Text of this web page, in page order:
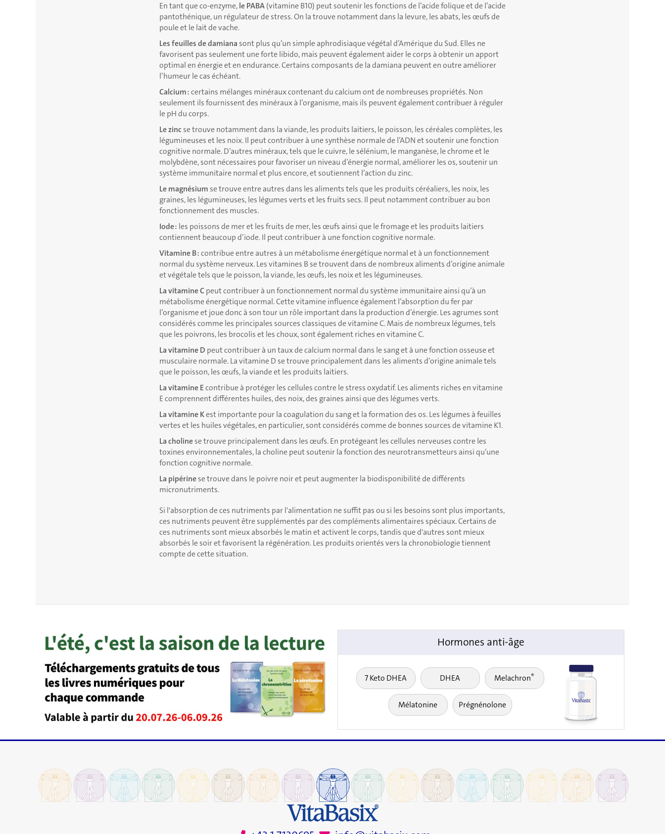
En tant que co-enzyme, le PABA (vitamine B10) peut soutenir les fonctions de l’acide folique et de l’acide
pantothénique, un régulateur de stress. On la trouve notamment dans la levure, les abats, les œufs de
poule et le lait de vache.
Les feuilles de damiana sont plus qu’un simple aphrodisiaque végétal d’Amérique du Sud. Elles ne
favorisent pas seulement une forte libido, mais peuvent également aider le corps à obtenir un apport
optimal en énergie et en endurance. Certains composants de la damiana peuvent en outre améliorer
l’humeur le cas échéant.
Calcium : certains mélanges minéraux contenant du calcium ont de nombreuses propriétés. Non
seulement ils fournissent des minéraux à l’organisme, mais ils peuvent également contribuer à réguler
le pH du corps.
Le zinc se trouve notamment dans la viande, les produits laitiers, le poisson, les céréales complètes, les
légumineuses et les noix. Il peut contribuer à une synthèse normale de l’ADN et soutenir une fonction
cognitive normale. D’autres minéraux, tels que le cuivre, le sélénium, le manganèse, le chrome et le
molybdène, sont nécessaires pour favoriser un niveau d’énergie normal, améliorer les os, soutenir un
système immunitaire normal et plus encore, et soutiennent l’action du zinc.
Le magnésium se trouve entre autres dans les aliments tels que les produits céréaliers, les noix, les
graines, les légumineuses, les légumes verts et les fruits secs. Il peut notamment contribuer au bon
fonctionnement des muscles.
Iode : les poissons de mer et les fruits de mer, les œufs ainsi que le fromage et les produits laitiers
contiennent beaucoup d’iode. Il peut contribuer à une fonction cognitive normale.
Vitamine B : contribue entre autres à un métabolisme énergétique normal et à un fonctionnement
normal du système nerveux. Les vitamines B se trouvent dans de nombreux aliments d’origine animale
et végétale tels que le poisson, la viande, les œufs, les noix et les légumineuses.
La vitamine C peut contribuer à un fonctionnement normal du système immunitaire ainsi qu’à un
métabolisme énergétique normal. Cette vitamine influence également l’absorption du fer par
l’organisme et joue donc à son tour un rôle important dans la production d’énergie. Les agrumes sont
considérés comme les principales sources classiques de vitamine C. Mais de nombreux légumes, tels
que les poivrons, les brocolis et les choux, sont également riches en vitamine C.
La vitamine D peut contribuer à un taux de calcium normal dans le sang et à une fonction osseuse et
musculaire normale. La vitamine D se trouve principalement dans les aliments d’origine animale tels
que le poisson, les œufs, la viande et les produits laitiers.
La vitamine E contribue à protéger les cellules contre le stress oxydatif. Les aliments riches en vitamine
E comprennent différentes huiles, des noix, des graines ainsi que des légumes verts.
La vitamine Kest importante pour la coagulation du sang et la formation des os. Les légumes à feuilles
vertes et les huiles végétales, en particulier, sont considérés comme de bonnes sources de vitamine K1.
La choline se trouve principalement dans les œufs. En protégeant les cellules nerveuses contre les
toxines environnementales, la choline peut soutenir la fonction des neurotransmetteurs ainsi qu’une
fonction cognitive normale.
La pipérine se trouve dans le poivre noir et peut augmenter la biodisponibilité de différents
micronutriments.
Si l'absorption de ces nutriments par l'alimentation ne suffit pas ou si les besoins sont plus importants,
ces nutriments peuvent être supplémentés par des compléments alimentaires spéciaux. Certains de
ces nutriments sont mieux absorbés le matin et activent le corps, tandis que d'autres sont mieux
absorbés le soir et favorisent la régénération. Les produits orientés vers la chronobiologie tiennent
compte de cette situation.
Hormones anti-âge
7 Keto DHEA DHEA Melachron®
Mélatonine Prégnénolone